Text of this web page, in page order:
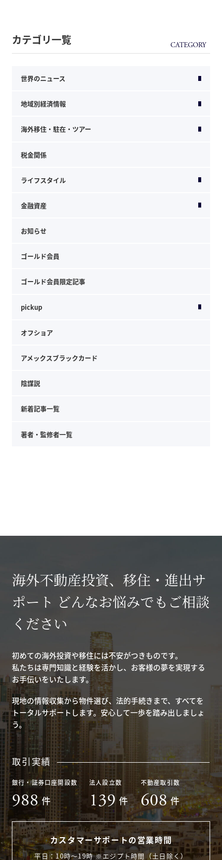
カテゴリ一覧
世界のニュース
地域別経済情報
海外移住・駐在・ツアー
税金関係
ライフスタイル
金融資産
お知らせ
ゴールド会員
ゴールド会員限定記事
pickup
オフショア
アメックスブラックカード
陰謀説
新着記事一覧
著者・監修者一覧
海外不動産投資、移住・進出サ
ポート どんなお悩みでもご相談
ください
初めての海外投資や移住には不安がつきものです。
私たちは専門知識と経験を活かし、お客様の夢を実現する
お手伝いをいたします。
現地の情報収集から物件選び、法的手続きまで、すべてを
トータルサポートします。安心して一歩を踏み出しましょ
う。
取引実績
銀行・証券口座開設数
988 件
法人設立数
139 件
不動産取引数
608 件
カスタマーサポートの営業時間
平日：10時〜19時 ※エジプト時間（土日除く）